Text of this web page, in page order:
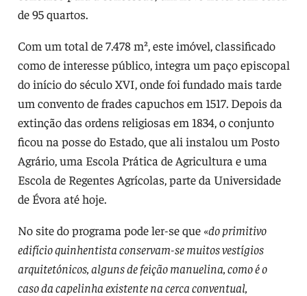
de 95 quartos.
Com um total de 7.478 m², este imóvel, classificado
como de interesse público, integra um paço episcopal
do início do século XVI, onde foi fundado mais tarde
um convento de frades capuchos em 1517. Depois da
extinção das ordens religiosas em 1834, o conjunto
ficou na posse do Estado, que ali instalou um Posto
Agrário, uma Escola Prática de Agricultura e uma
Escola de Regentes Agrícolas, parte da Universidade
de Évora até hoje.
No site do programa pode ler-se que «do primitivo
edifício quinhentista conservam-se muitos vestígios
arquitetónicos, alguns de feição manuelina, como é o
caso da capelinha existente na cerca conventual,